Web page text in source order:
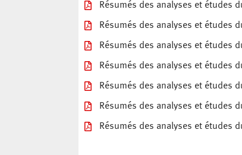
Résumés des analyses et études
Résumés des analyses et études
Résumés des analyses et études
Résumés des analyses et études
Résumés des analyses et études
Résumés des analyses et études
Résumés des analyses et études